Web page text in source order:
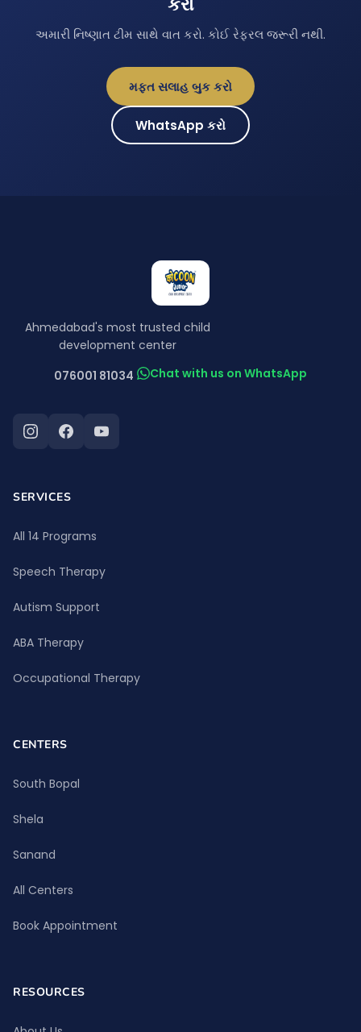
કરો
અમારી નિષ્ણાત ટીમ સાથે વાત કરો. કોઈ રેફરલ જરૂરી નથી.
મફત સલાહ બુક કરો
WhatsApp કરો
Ahmedabad's most trusted child
development center
076001 81034
Chat with us on WhatsApp
SERVICES
All 14 Programs
Speech Therapy
Autism Support
ABA Therapy
Occupational Therapy
CENTERS
South Bopal
Shela
Sanand
All Centers
Book Appointment
RESOURCES